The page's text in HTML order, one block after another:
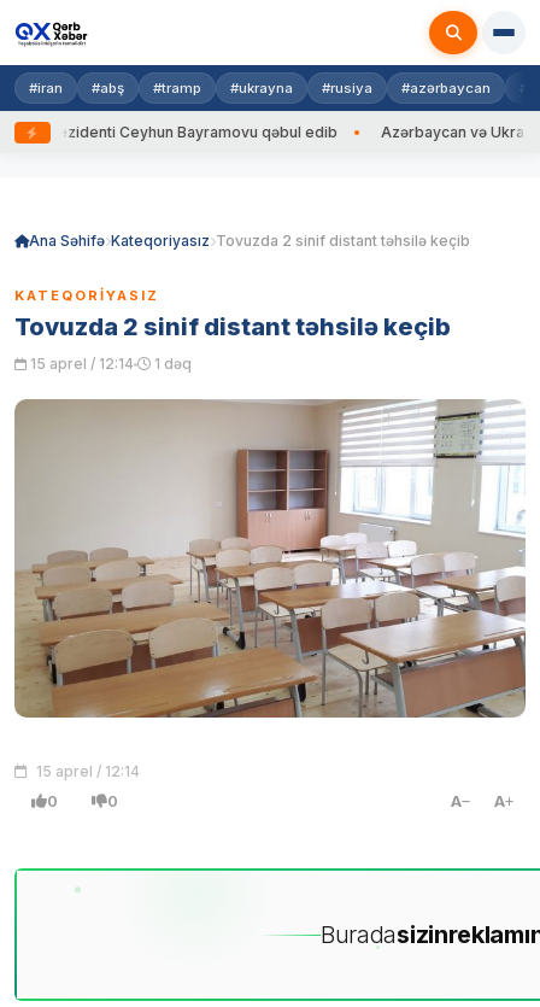
#iran #abş #tramp #ukrayna #rusiya #azərbaycan
Ceyhun Bayramovu qəbul edib Azərbaycan və Ukrayna XİN
Ana Səhifə Kateqoriyasız Tovuzda 2 sinif distant təhsilə keçib
KATEQORIYASIZ
Tovuzda 2 sinif distant təhsilə keçib
15 aprel / 12:14 1 dəq
15 aprel / 12:14
0 0 A A
Buradasizin